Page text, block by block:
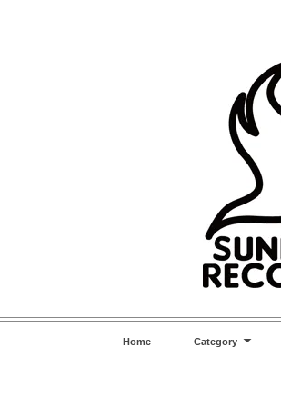
Home Category